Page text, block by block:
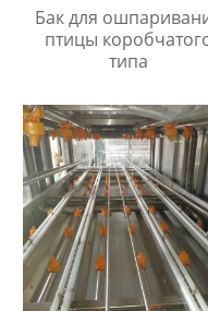
Бак для
птицы
типа